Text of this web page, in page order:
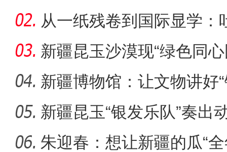
侨乡故事 | 哈班拜的
从一纸残卷到国际显学：
出“冷门”
新疆昆玉沙漠现“绿色同
生态
新疆博物馆：让文物讲好
新疆昆玉“银发乐队”奏出
朱迎春：想让新疆的瓜“